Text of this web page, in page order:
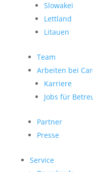
Slowakei
Lettland
Litauen
Team
Arbeiten bei
Karriere
Jobs für
Partner
Presse
Service